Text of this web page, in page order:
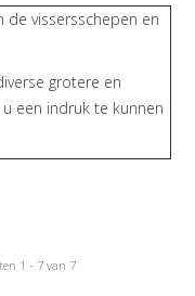
de vissersschepen en
grotere en
een indruk te kunnen
1 - 7 van 7